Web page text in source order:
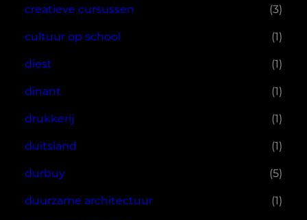
creatieve cursussen (3)
cultuur op school (1)
diest (1)
dinant (1)
drukkerij (1)
duitsland (1)
durbuy (5)
duurzame architectuur (1)